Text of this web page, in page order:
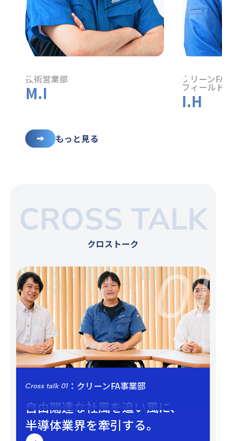
技術営業部
M.I
クリーン
フィール
I.H
もっと見る
CROSS TALK
クロストーク
Cross talk 01：クリーンFA事業部
自由闊達な社風を追い風に、
半導体業界を牽引する。